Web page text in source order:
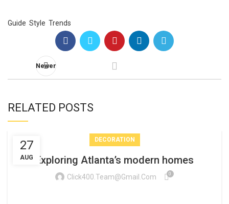
Guide Style Trends
Newer
RELATED POSTS
27
AUG
DECORATION
Exploring Atlanta’s modern homes
Click400.team@gmail.com 0